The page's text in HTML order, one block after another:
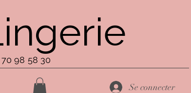
98 58 30
Se connecter